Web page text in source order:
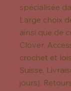
spécialisée
Large choix
ainsi que de
Clover.
crochet et
Suisse.
jours).